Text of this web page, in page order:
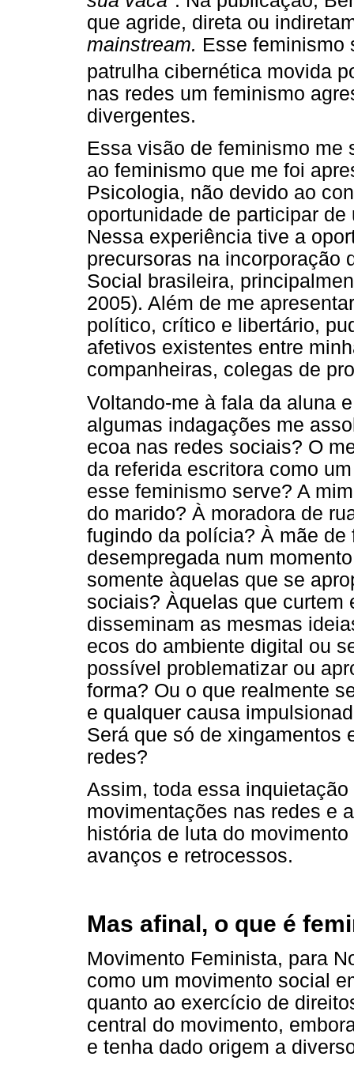
que agride, direta ou
mainstream. Esse feminismo
patrulha cibernética movida
nas redes um feminismo
divergentes.
Essa visão de feminismo me
ao feminismo que me foi
Psicologia, não devido ao
oportunidade de participar
Nessa experiência tive a
precursoras na incorporação
Social brasileira,
2005). Além de me
político, crítico e libertário,
afetivos existentes entre
companheiras, colegas de
Voltando-me à fala da aluna
algumas indagações me
ecoa nas redes sociais? O
da referida escritora como
esse feminismo serve? A
do marido? À moradora de
fugindo da polícia? À mãe
desempregada num
somente àquelas que se
sociais? Àquelas que curtem
disseminam as mesmas
ecos do ambiente digital ou
possível problematizar ou
forma? Ou o que realmente
e qualquer causa
Será que só de xingamentos
redes?
Assim, toda essa
movimentações nas redes e
história de luta do
avanços e retrocessos.
Mas afinal, o que é
Movimento Feminista, para
como um movimento social
quanto ao exercício de
central do movimento,
e tenha dado origem a